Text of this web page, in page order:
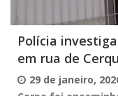
Polícia
em rua de
29 de janeiro,